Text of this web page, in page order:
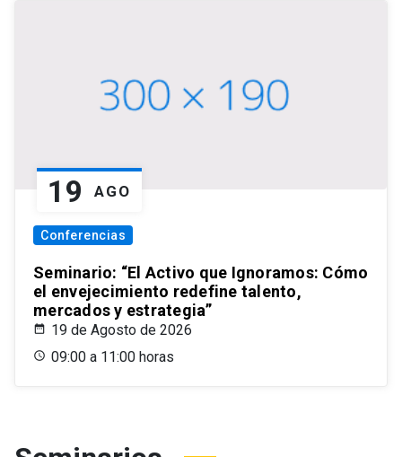
19 AGO
Conferencias
Seminario: “El Activo que Ignoramos: Cómo
el envejecimiento redefine talento,
mercados y estrategia”
19 de Agosto de 2026
09:00 a 11:00 horas